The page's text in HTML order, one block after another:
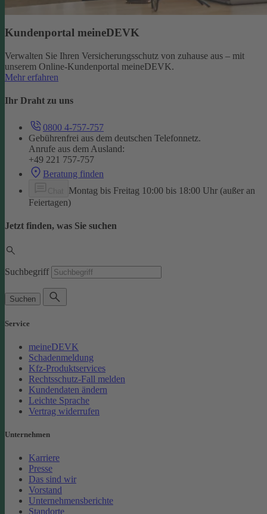
Kundenportal meineDEVK
Verwalten Sie Ihren Versicherungsschutz von zuhause aus – mit
unserem Online-Kundenportal meineDEVK.
Mehr erfahren
Ihr Draht zu uns
0800 4-757-757
Gebührenfrei aus dem deutschen Telefonnetz.
Anrufe aus dem Ausland:
+49 221 757-757
Beratung finden
Montag bis Freitag 10:00 bis 18:00 Uhr (außer an
Feiertagen)
Jetzt finden, was Sie suchen
Suchbegriff
Suchen
Service
meineDEVK
Schadenmeldung
Kfz-Produktservices
Rechtsschutz-Fall melden
Kundendaten ändern
Leichte Sprache
Vertrag widerrufen
Unternehmen
Karriere
Presse
Das sind wir
Vorstand
Unternehmensberichte
Standorte